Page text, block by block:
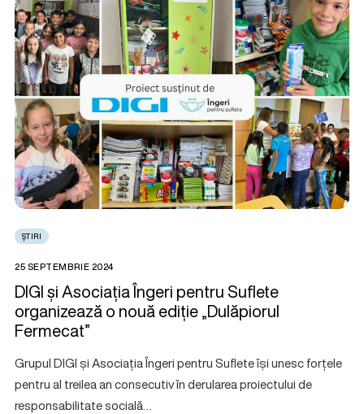
ȘTIRI
25 SEPTEMBRIE 2024
DIGI și Asociația Îngeri pentru Suflete
organizează o nouă ediție „Dulăpiorul
Fermecat”
Grupul DIGI și Asociația Îngeri pentru Suflete își unesc forțele
pentru al treilea an consecutiv în derularea proiectului de
responsabilitate socială…